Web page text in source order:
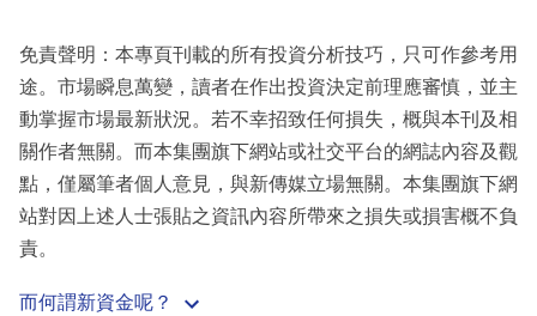
免責聲明：本專頁刊載的所有投資分析技巧，只可作參考用
途。市場瞬息萬變，讀者在作出投資決定前理應審慎，並主
動掌握市場最新狀況。若不幸招致任何損失，概與本刊及相
關作者無關。而本集團旗下網站或社交平台的網誌內容及觀
點，僅屬筆者個人意見，與新傳媒立場無關。本集團旗下網
站對因上述人士張貼之資訊內容所帶來之損失或損害概不負
責。
而何謂新資金呢？